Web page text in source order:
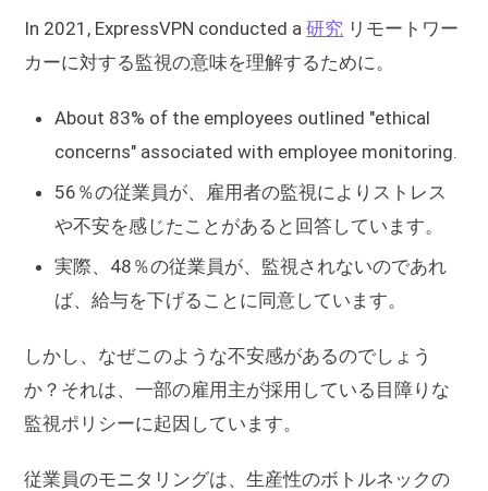
In 2021, ExpressVPN conducted a研究 リモートワー
カーに対する監視の意味を理解するために。
About 83% of the employees outlined "ethical
concerns" associated with employee monitoring.
56％の従業員が、雇用者の監視によりストレス
や不安を感じたことがあると回答しています。
実際、48％の従業員が、監視されないのであれ
ば、給与を下げることに同意しています。
しかし、なぜこのような不安感があるのでしょう
か？それは、一部の雇用主が採用している目障りな
監視ポリシーに起因しています。
従業員のモニタリングは、生産性のボトルネックの